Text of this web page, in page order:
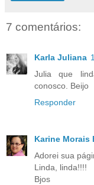
7 comentários:
Karla Juliana
Julia que
conosco. Beijo
Responder
Karine Morais
Adorei sua
Linda, linda!!!!
Bjos